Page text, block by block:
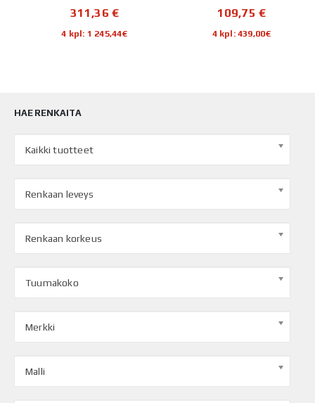
109,75€
4 kpl: 439,00€
198,71€
4 kpl: 794,84€
HAE RENKAITA
Kaikki tuotteet
Renkaan leveys
Renkaan korkeus
Tuumakoko
Merkki
Malli